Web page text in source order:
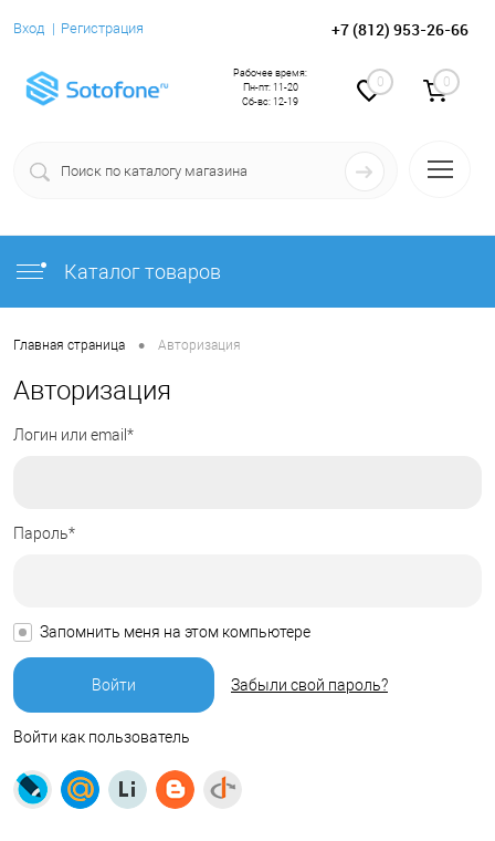
Вход Регистрация +7 (812) 953-26-66
0 0
Рабочее время:
Пн-пт: 11-20
Сб-вс: 12-19
Каталог товаров
Главная страница • Авторизация
Авторизация
Логин или email*
Пароль*
Запомнить меня на этом компьютере
Забыли свой пароль?
Войти как пользователь